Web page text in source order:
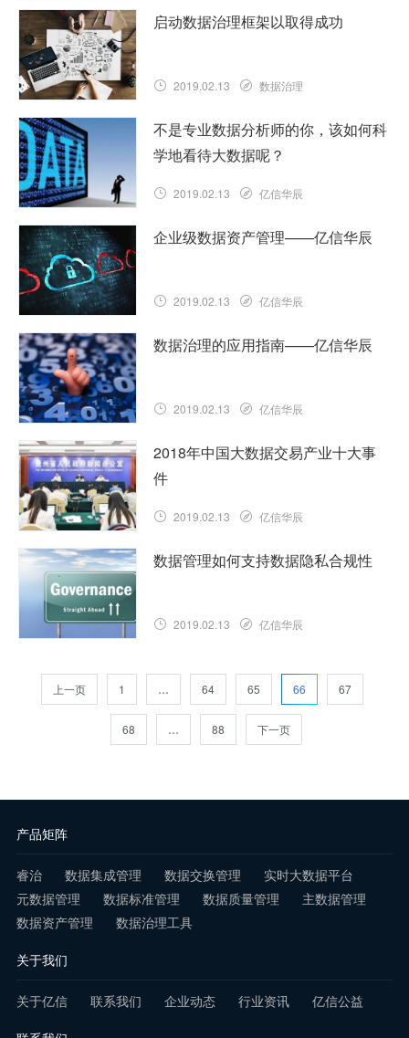
当今数字业务的一个主要问题是数据的可
靠性。许多商业用户仍在评判数据引导分
度，这只会随着时间的推移而改……
启动数据治理框架以取得成功
2019.02.13 数据治理
许多企业坚持不懈地尝试用数据治理框架
来证明自己已经取得了很大的成就。然
而，定义那些“伟大的东西”绝非易事 - 因
为它们中的大多数只构建了……
不是专业数据分析师的你，该如何科
学地看待大数据呢？
2019.02.13 亿信华辰
似乎很多创业人，都喜欢讲一些概念化的
东西。例如前两年的互联网+，例如后来
查看详情
企业级数据资产管理——亿信华辰
2019.02.13 亿信华辰
数据成为资产，已经是行业共识，甚至有
人建议将数据计入资产负债表。但如果对
非常原始的阶段。……查看详情
数据治理的应用指南——亿信华辰
2019.02.13 亿信华辰
数据治理(有时也称为IT治理)是存储管理
的关键部分。显然，IT治理总体上与数据
组成部分。……查看详情
2018年中国大数据交易产业十大事
件
2019.02.13 亿信华辰
凡是过去，皆为序章。中国大数据交易产
业2018年大事频出，国家大数据（贵州）
展，2018第四届中国（……
数据管理如何支持数据隐私合规性
2019.02.13 亿信华辰
的开端，可以利用它促进数据隐私合规性
的许多方面。 ……查看详情
上一页 1 … 64 65 66 67
68 … 88 下一页
产品矩阵
睿治 数据集成管理 数据交换管理
实时大数据平台
元数据管理
数据标准管理 数据质量管理
主数据管理
数据资产管理
数据治理工具
关于我们
关于亿信 联系我们 企业动态 行业资讯 亿信公益